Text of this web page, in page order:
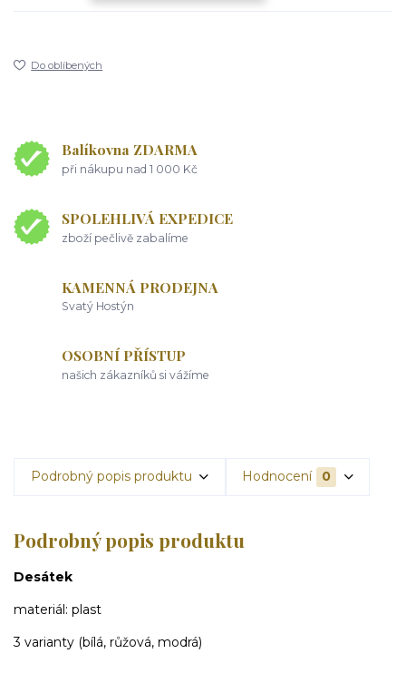
Do oblíbených
Balíkovna ZDARMA
při nákupu nad 1 000 Kč
SPOLEHLIVÁ EXPEDICE
zboží pečlivě zabalíme
KAMENNÁ PRODEJNA
Svatý Hostýn
OSOBNÍ PŘÍSTUP
našich zákazníků si vážíme
Podrobný popis produktu Hodnocení 0
Podrobný popis produktu
Desátek
materiál: plast
3 varianty (bílá, růžová, modrá)